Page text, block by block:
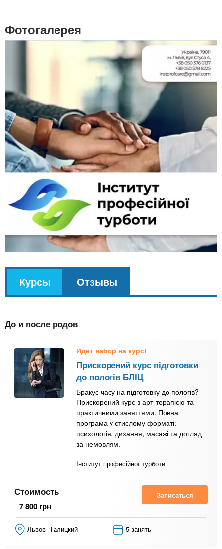
Фотогалерея
l
Курсы
(
а
т
и
в
н
а
я
к
а
)
Отзывы
До и после родов
Идёт набор на курс!
Прискорений курс підготовки
до пологів БЛІЦ
Бракує часу на підготовку до пологів?
Прискорений курс з арт-терапією та
практичними заняттями. Повна
програма у стислому форматі:
психологія, дихання, масажі та догляд
за немовлям.
Інститут професійної турботи
Стоимость
7 800 грн
Записаться
Львов Галицкий 5 занять